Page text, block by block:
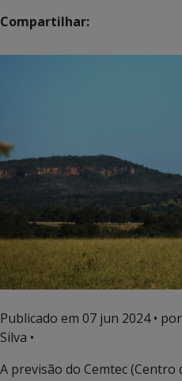
Compartilhar:
Publicado em 07 jun 2024•
Silva •
A previsão do Cemtec